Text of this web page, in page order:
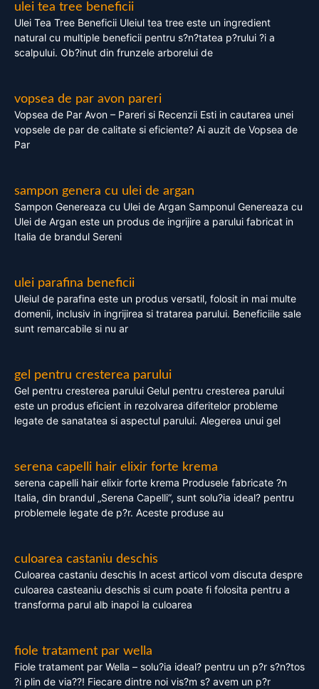
ulei tea tree beneficii
Ulei Tea Tree Beneficii Uleiul tea tree este un ingredient
natural cu multiple beneficii pentru s?n?tatea p?rului ?i a
scalpului. Ob?inut din frunzele arborelui de
vopsea de par avon pareri
Vopsea de Par Avon – Pareri si Recenzii Esti in cautarea unei
vopsele de par de calitate si eficiente? Ai auzit de Vopsea de
Par
sampon genera cu ulei de argan
Sampon Genereaza cu Ulei de Argan Samponul Genereaza cu
Ulei de Argan este un produs de ingrijire a parului fabricat in
Italia de brandul Sereni
ulei parafina beneficii
Uleiul de parafina este un produs versatil, folosit in mai multe
domenii, inclusiv in ingrijirea si tratarea parului. Beneficiile sale
sunt remarcabile si nu ar
gel pentru cresterea parului
Gel pentru cresterea parului Gelul pentru cresterea parului
este un produs eficient in rezolvarea diferitelor probleme
legate de sanatatea si aspectul parului. Alegerea unui gel
serena capelli hair elixir forte krema
serena capelli hair elixir forte krema Produsele fabricate ?n
Italia, din brandul „Serena Capelli”, sunt solu?ia ideal? pentru
problemele legate de p?r. Aceste produse au
culoarea castaniu deschis
Culoarea castaniu deschis In acest articol vom discuta despre
culoarea casteaniu deschis si cum poate fi folosita pentru a
transforma parul alb inapoi la culoarea
fiole tratament par wella
Fiole tratament par Wella – solu?ia ideal? pentru un p?r s?n?tos
?i plin de via??! Fiecare dintre noi vis?m s? avem un p?r